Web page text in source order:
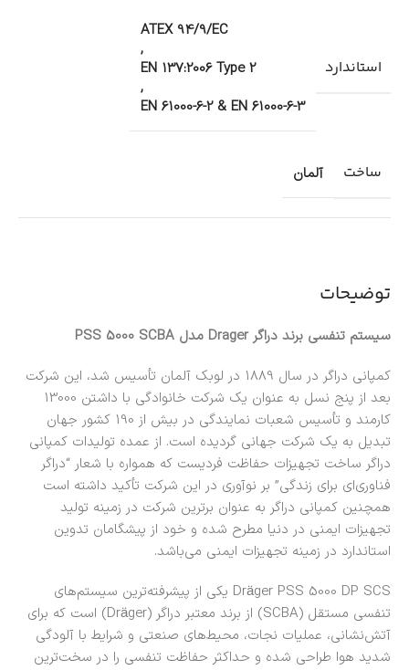
توضیحات
سیستم تنفسی برند دراگر Drager مدل PSS 5000 SCBA
کمپانی دراگر در سال 1889 در لوبک آلمان تأسیس شد، این شرکت
بعد از پنج نسل به عنوان یک شرکت خانوادگی با داشتن 13000
کارمند و تأسیس شعبات نمایندگی در بیش از 190 کشور جهان
تبدیل به یک شرکت جهانی گردیده است. از عمده تولیدات کمپانی
دراگر ساخت تجهیزات حفاظت فردیست که همواره با شعار “دراگر
فناوری‌ای برای زندگی” بر نوآوری در این شرکت تأکید داشته است
همچنین کمپانی دراگر به عنوان برترین شرکت در زمینه تولید
تجهیزات ایمنی در دنیا مطرح شده و خود از پیشگامان تدوین
استاندارد در زمینه تجهیزات ایمنی می‌باشد.
Dräger PSS 5000 DP SCS یکی از پیشرفته‌ترین سیستم‌های
تنفسی مستقل (SCBA) از برند معتبر دراگر (Dräger) است که برای
آتش‌نشانی، عملیات نجات، محیط‌های صنعتی و شرایط با آلودگی
شدید هوا طراحی شده و حداکثر حفاظت تنفسی را در سخت‌ترین
استاندارد
ATEX 94/9/EC
,
EN 137:2006 Type 2
,
EN 61000-6-2 & EN 61000-6-3
ساخت آلمان